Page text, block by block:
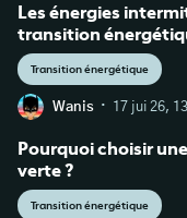
Les énergies
transition
Transition énergétique
Wanis · 17 jui 26,
Pourquoi choisir
verte ?
Transition énergétique